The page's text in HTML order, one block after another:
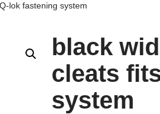
lok fastening system
black
cleats
system